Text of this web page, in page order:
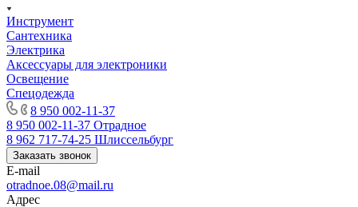
Инструмент
Сантехника
Электрика
Аксессуары для электроники
Освещение
Спецодежда
8 950 002-11-37
8 950 002-11-37 Отрадное
8 962 717-74-25 Шлиссельбург
Заказать звонок
E-mail
otradnoe.08@mail.ru
Адрес